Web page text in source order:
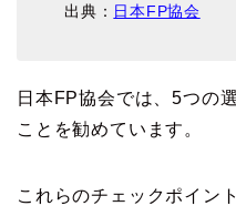
出典： 日本FP協会
日本FP協会では、5つの
ことを勧めています。
これらのチェックポイン